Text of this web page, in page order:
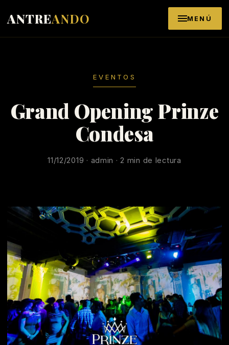
ANTREANDO MENÚ
EVENTOS
Grand Opening Prinze
Condesa
11/12/2019 · admin · 2 min de lectura